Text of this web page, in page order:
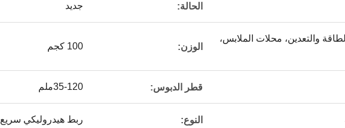
الحالة: جديد
والتعدين، محلات الملابس،
الوزن: 100 كجم
قطر الدبوس: 35-120ملم
النوع: ربط هيدروليكي سريع